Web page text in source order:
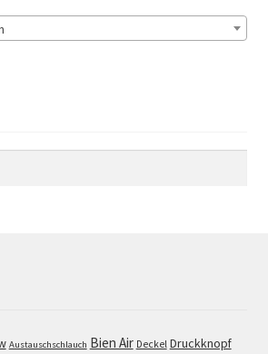
Austauschschlauch Bien Air Deckel Druckknopf